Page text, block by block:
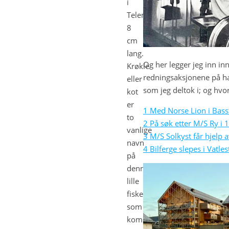
i
Telemark,
8
cm
lang.
Krøkle
eller
kot
er
to
vanlige
navn
på
denne
lille
fisken
som
kommer
Og her legger jeg inn
redningsaksjonene på
som jeg deltok i; og
1 Med Norse Lion i
2 På søk etter M/S Ry i
3 M/S Solkyst får hjelp
4 Bilferge slepes i